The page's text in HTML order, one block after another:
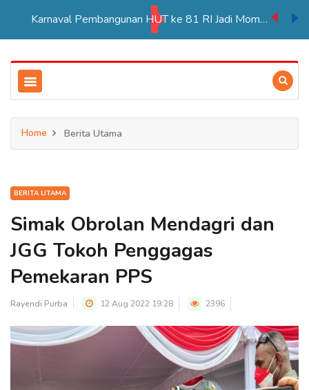
Karnaval Pembangunan HUT ke 81 RI Jadi Momentum Perkuat Persatuan di Merauke
Home Berita Utama
BERITA UTAMA
Simak Obrolan Mendagri dan
JGG Tokoh Penggagas
Pemekaran PPS
Rayendi Purba 12 Aug 2022 19:28 2396